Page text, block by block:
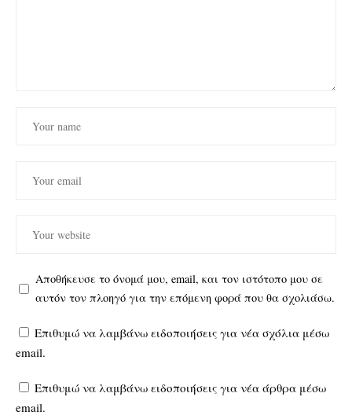
Αποθήκευσε το όνομά μου, email, και τον ιστότοπο μου σε
αυτόν τον πλοηγό για την επόμενη φορά που θα σχολιάσω.
Επιθυμώ να λαμβάνω ειδοποιήσεις για νέα σχόλια μέσω
email.
Επιθυμώ να λαμβάνω ειδοποιήσεις για νέα άρθρα μέσω
email.